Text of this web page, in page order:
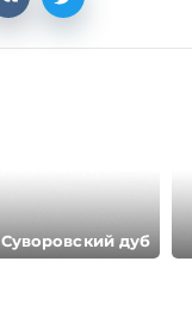
Суворовский дуб